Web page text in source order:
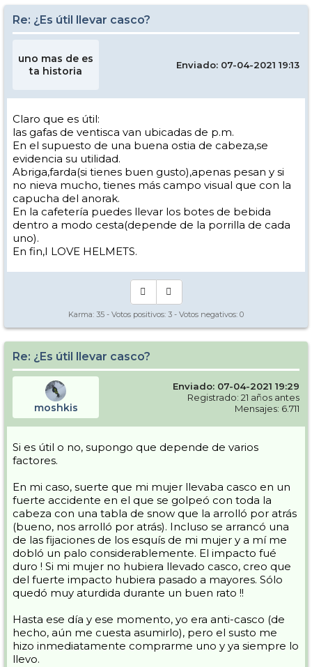
Re: ¿Es útil llevar casco?
uno mas de es
ta historia
Enviado: 07-04-2021 19:13
Claro que es útil:
las gafas de ventisca van ubicadas de p.m.
En el supuesto de una buena ostia de cabeza,se
evidencia su utilidad.
Abriga,farda(si tienes buen gusto),apenas pesan y si
no nieva mucho, tienes más campo visual que con la
capucha del anorak.
En la cafetería puedes llevar los botes de bebida
dentro a modo cesta(depende de la porrilla de cada
uno).
En fin,I LOVE HELMETS.
Karma: 35 - Votos positivos: 3 - Votos negativos: 0
Re: ¿Es útil llevar casco?
moshkis
Enviado: 07-04-2021 19:29
Registrado: 21 años antes
Mensajes: 6.711
Si es útil o no, supongo que depende de varios
factores.
En mi caso, suerte que mi mujer llevaba casco en un
fuerte accidente en el que se golpeó con toda la
cabeza con una tabla de snow que la arrolló por atrás
(bueno, nos arrolló por atrás). Incluso se arrancó una
de las fijaciones de los esquís de mi mujer y a mí me
dobló un palo considerablemente. El impacto fué
duro ! Si mi mujer no hubiera llevado casco, creo que
del fuerte impacto hubiera pasado a mayores. Sólo
quedó muy aturdida durante un buen rato !!
Hasta ese día y ese momento, yo era anti-casco (de
hecho, aún me cuesta asumirlo), pero el susto me
hizo inmediatamente comprarme uno y ya siempre lo
llevo.